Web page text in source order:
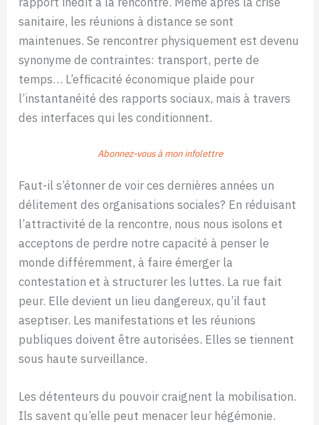
sanitaire, les réunions à distance se sont
maintenues. Se rencontrer physiquement est devenu
synonyme de contraintes: transport, perte de
temps… L’efficacité économique plaide pour
l’instantanéité des rapports sociaux, mais à travers
des interfaces qui les conditionnent.
Abonnez-vous à mon infolettre
Faut-il s’étonner de voir ces dernières années un
délitement des organisations sociales? En réduisant
l’attractivité de la rencontre, nous nous isolons et
acceptons de perdre notre capacité à penser le
monde différemment, à faire émerger la
contestation et à structurer les luttes. La rue fait
peur. Elle devient un lieu dangereux, qu’il faut
aseptiser. Les manifestations et les réunions
publiques doivent être autorisées. Elles se tiennent
sous haute surveillance.
Les détenteurs du pouvoir craignent la mobilisation.
Ils savent qu’elle peut menacer leur hégémonie.